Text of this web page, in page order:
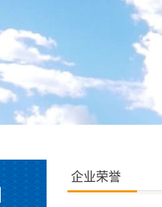
企业荣誉